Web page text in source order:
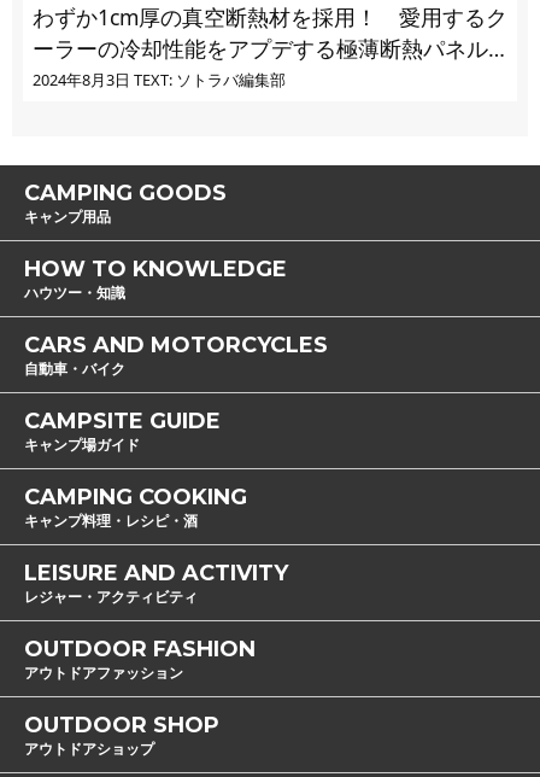
わずか1cm厚の真空断熱材を採用！ 愛用するク
ーラーの冷却性能をアプデする極薄断熱パネル
の実力とは
2024年8月3日 TEXT: ソトラバ編集部
CAMPING GOODS
キャンプ用品
HOW TO KNOWLEDGE
ハウツー・知識
CARS AND MOTORCYCLES
自動車・バイク
CAMPSITE GUIDE
キャンプ場ガイド
CAMPING COOKING
キャンプ料理・レシピ・酒
LEISURE AND ACTIVITY
レジャー・アクティビティ
OUTDOOR FASHION
アウトドアファッション
OUTDOOR SHOP
アウトドアショップ